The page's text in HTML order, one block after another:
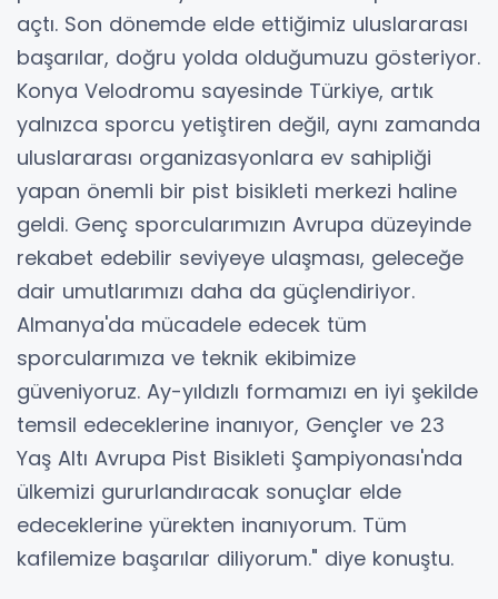
açtı. Son dönemde elde ettiğimiz uluslararası
başarılar, doğru yolda olduğumuzu gösteriyor.
Konya Velodromu sayesinde Türkiye, artık
yalnızca sporcu yetiştiren değil, aynı zamanda
uluslararası organizasyonlara ev sahipliği
yapan önemli bir pist bisikleti merkezi haline
geldi. Genç sporcularımızın Avrupa düzeyinde
rekabet edebilir seviyeye ulaşması, geleceğe
dair umutlarımızı daha da güçlendiriyor.
Almanya'da mücadele edecek tüm
sporcularımıza ve teknik ekibimize
güveniyoruz. Ay-yıldızlı formamızı en iyi şekilde
temsil edeceklerine inanıyor, Gençler ve 23
Yaş Altı Avrupa Pist Bisikleti Şampiyonası'nda
ülkemizi gururlandıracak sonuçlar elde
edeceklerine yürekten inanıyorum. Tüm
kafilemize başarılar diliyorum." diye konuştu.